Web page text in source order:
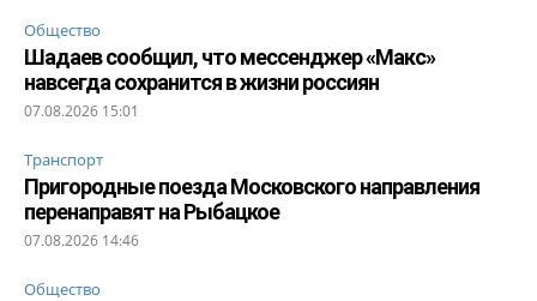
Общество
Шадаев сообщил, что мессенджер «Макс»
навсегда сохранится в жизни россиян
07.08.2026 15:01
Транспорт
Пригородные поезда Московского направления
перенаправят на Рыбацкое
07.08.2026 14:46
Общество